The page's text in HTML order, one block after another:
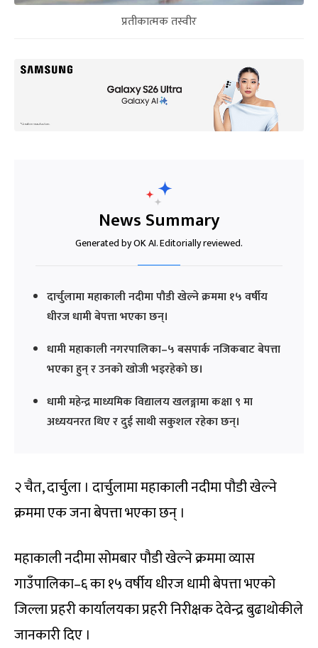
प्रतीकात्मक तस्वीर
News Summary
Generated by OK AI. Editorially reviewed.
दार्चुलामा महाकाली नदीमा पौडी खेल्ने क्रममा १५ वर्षीय
धीरज धामी बेपत्ता भएका छन्।
धामी महाकाली नगरपालिका–५ बसपार्क नजिकबाट बेपत्ता
भएका हुन् र उनको खोजी भइरहेको छ।
धामी महेन्द्र माध्यमिक विद्यालय खलङ्गामा कक्षा ९ मा
अध्ययनरत थिए र दुई साथी सकुशल रहेका छन्।
२ चैत, दार्चुला । दार्चुलामा महाकाली नदीमा पौडी खेल्ने
क्रममा एक जना बेपत्ता भएका छन् ।
महाकाली नदीमा सोमबार पौडी खेल्ने क्रममा व्यास
गाउँपालिका–६ का १५ वर्षीय धीरज धामी बेपत्ता भएको
जिल्ला प्रहरी कार्यालयका प्रहरी निरीक्षक देवेन्द्र बुढाथोकीले
जानकारी दिए ।